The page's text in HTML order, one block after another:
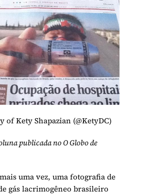
of Kety Shapazian (@KetyDC)
publicada no O Globo de
uma vez, uma fotografia de
gás lacrimogêneo brasileiro